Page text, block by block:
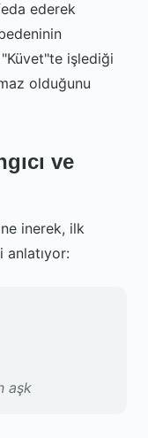
ederek
"Küvet"te işlediği
olduğunu
ve
inerek, ilk
anlatıyor:
aşk